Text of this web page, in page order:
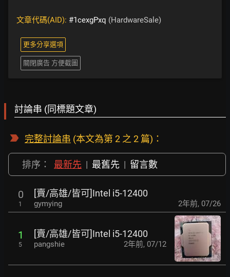
文章代碼(AID): #1cexgPxq (HardwareSale)
更多分享選項
關閉廣告 方便截圖
討論串 (同標題文章)
完整討論串 (本文為第 2 之 2 篇)：
排序： 最新先 | 最舊先 | 留言數
0
1
[賣/高雄/皆可]Intel i5-12400
gymying 2年前, 07/26
1
5
[賣/高雄/皆可]Intel i5-12400
pangshie 2年前, 07/12